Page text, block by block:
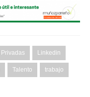
Privadas Linkedin
Talento trabajo